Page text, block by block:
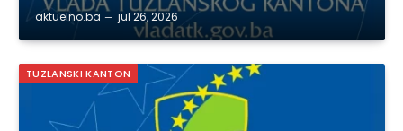
aktuelno.ba jul 26, 2026
TUZLANSKI KANTON